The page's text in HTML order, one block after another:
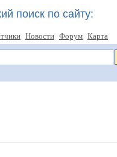
поиск по сайту:
Новости Форум Карта